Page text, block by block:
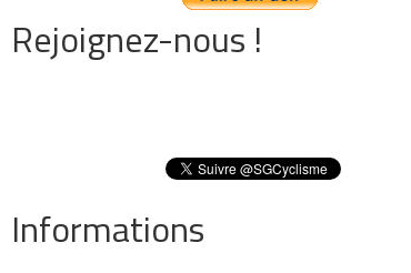
Rejoignez-nous !
Informations